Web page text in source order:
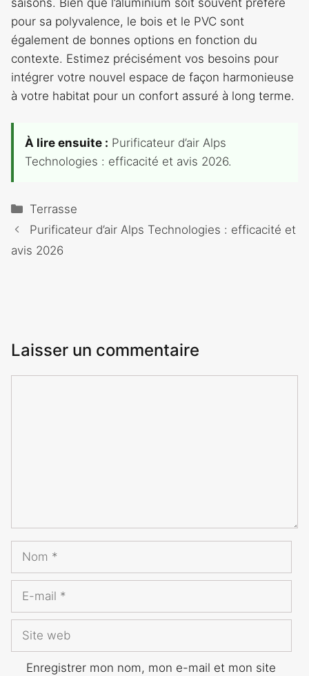
pour sa polyvalence, le bois et le PVC sont
également de bonnes options en fonction du
contexte. Estimez précisément vos besoins pour
intégrer votre nouvel espace de façon harmonieuse
à votre habitat pour un confort assuré à long terme.
À lire ensuite : Purificateur d’air Alps
Technologies : efficacité et avis 2026.
Catégories
Terrasse
Purificateur d’air Alps Technologies : efficacité et
avis 2026
Laisser un commentaire
Nom
Site
Enregistrer mon nom, mon e-mail et mon site